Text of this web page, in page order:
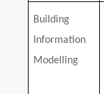
Building
Information
Modelling